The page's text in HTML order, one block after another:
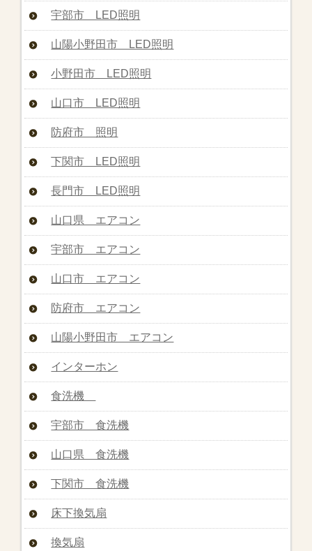
宇部市 LED照明
山陽小野田市 LED照明
小野田市 LED照明
山口市 LED照明
防府市 照明
下関市 LED照明
長門市 LED照明
山口県 エアコン
宇部市 エアコン
山口市 エアコン
防府市 エアコン
山陽小野田市 エアコン
インターホン
食洗機
宇部市 食洗機
山口県 食洗機
下関市 食洗機
床下換気扇
換気扇